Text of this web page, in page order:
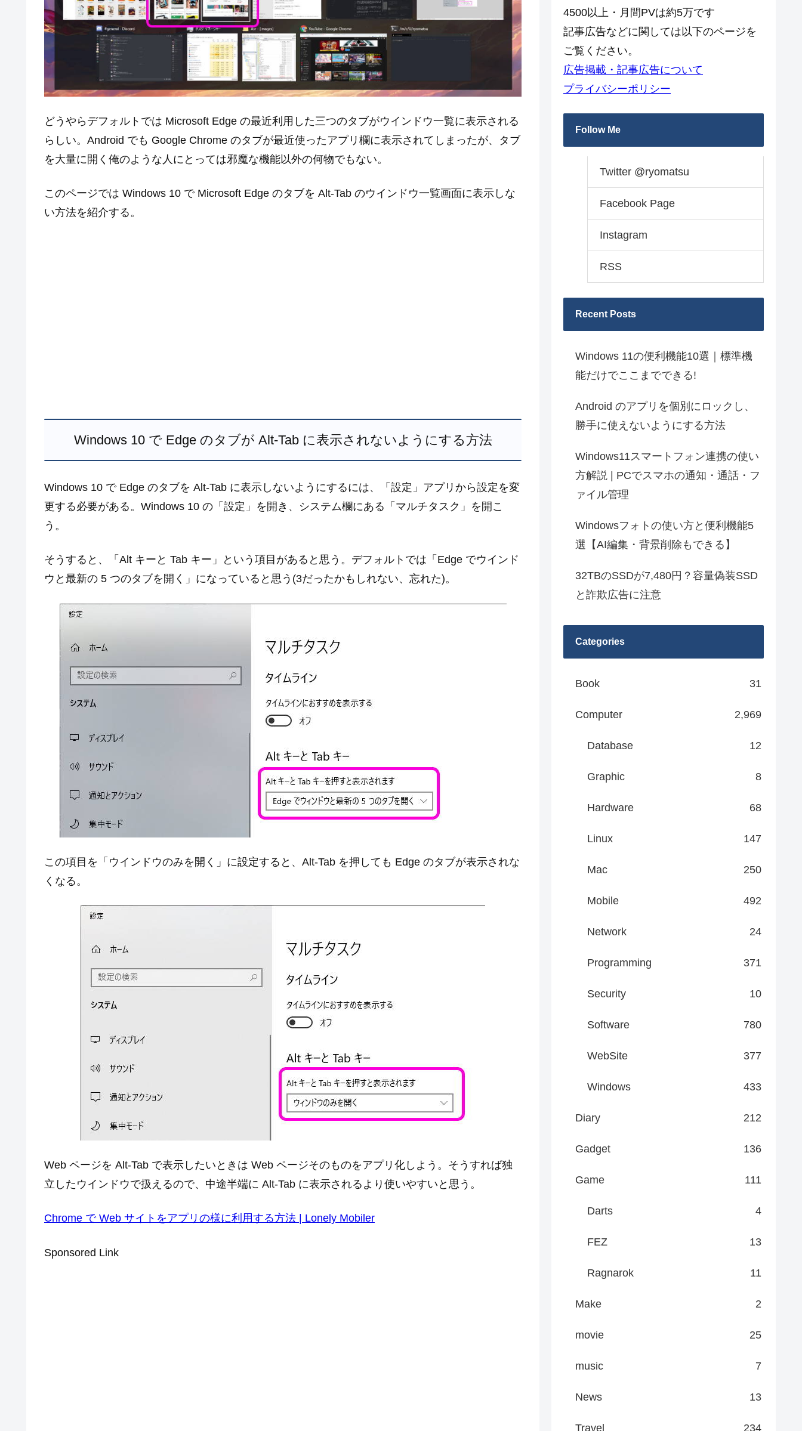
どうやらデフォルトでは Microsoft Edge の最近利用した三つのタブがウインドウ一覧に表示される
らしい。Android でも Google Chrome のタブが最近使ったアプリ欄に表示されてしまったが、タブ
を大量に開く俺のような人にとっては邪魔な機能以外の何物でもない。
このページでは Windows 10 で Microsoft Edge のタブを Alt-Tab のウインドウ一覧画面に表示しな
い方法を紹介する。
Windows 10 で Edge のタブが Alt-Tab に表示されないようにする方法
Windows 10 で Edge のタブを Alt-Tab に表示しないようにするには、「設定」アプリから設定を変
更する必要がある。Windows 10 の「設定」を開き、システム欄にある「マルチタスク」を開こ
う。
そうすると、「Alt キーと Tab キー」という項目があると思う。デフォルトでは「Edge でウインド
ウと最新の 5 つのタブを開く」になっていると思う(3だったかもしれない、忘れた)。
この項目を「ウインドウのみを開く」に設定すると、Alt-Tab を押しても Edge のタブが表示されな
くなる。
Web ページを Alt-Tab で表示したいときは Web ページそのものをアプリ化しよう。そうすれば独
立したウインドウで扱えるので、中途半端に Alt-Tab に表示されるより使いやすいと思う。
Chrome で Web サイトをアプリの様に利用する方法 | Lonely Mobiler
Sponsored Link
4500以上・月間PVは約5万です
記事広告などに関しては以下のページを
ご覧ください。
広告掲載・記事広告について
プライバシーポリシー
Follow Me
Twitter @ryomatsu
Facebook Page
Instagram
RSS
Recent Posts
Windows 11の便利機能10選｜標準機
能だけでここまでできる!
Android のアプリを個別にロックし、
勝手に使えないようにする方法
Windows11スマートフォン連携の使い
方解説 | PCでスマホの通知・通話・フ
ァイル管理
Windowsフォトの使い方と便利機能5
選【AI編集・背景削除もできる】
32TBのSSDが7,480円？容量偽装SSD
と詐欺広告に注意
Categories
Book 31
Computer 2,969
Database 12
Graphic 8
Hardware 68
Linux 147
Mac 250
Mobile 492
Network 24
Programming 371
Security 10
Software 780
WebSite 377
Windows 433
Diary 212
Gadget 136
Game 111
Darts 4
FEZ 13
Ragnarok 11
Make 2
movie 25
music 7
News 13
Travel 234